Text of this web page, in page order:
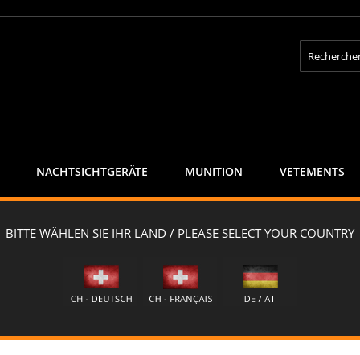
Rechercher
NACHTSICHTGERÄTE MUNITION VETEMENTS
BROWN